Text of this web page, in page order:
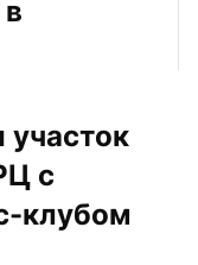
с
клубом